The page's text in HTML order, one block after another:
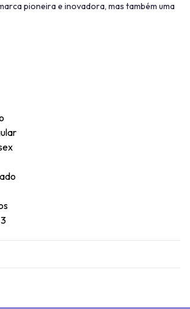
pioneira e inovadora, mas também uma